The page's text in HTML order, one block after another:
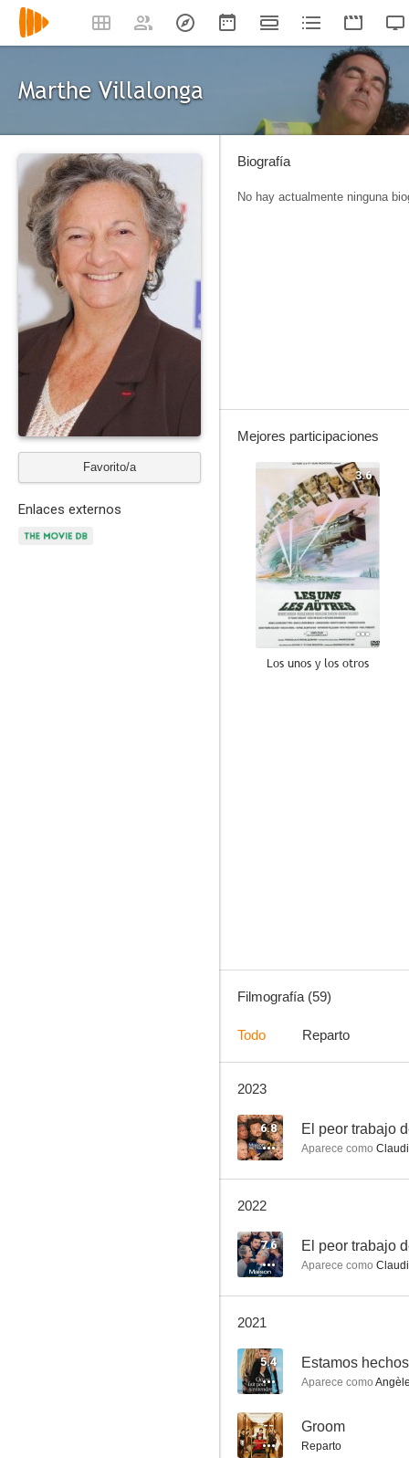
Marthe Villalonga
Favorito/a
Enlaces externos
Biografía
No hay actualmente ninguna
Mejores participaciones
3.6
Los unos y los otros
5.0
Filmografía (59)
Todo Reparto
2023
6.8 El peor trabajo
Aparece como
2022
7.6 El peor trabajo
Aparece como
2021
5.4 Estamos
Aparece como
-- Groom
Reparto